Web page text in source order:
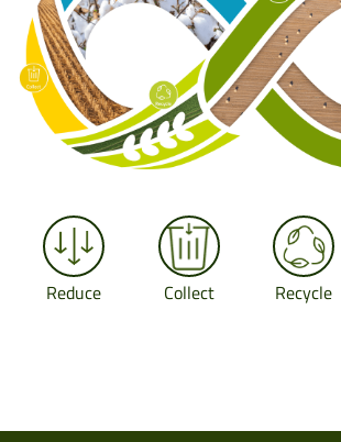
Reduce Collect Recycle